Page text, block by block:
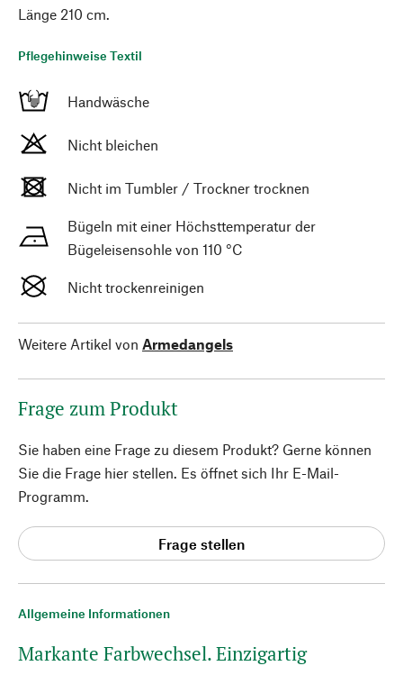
Allgemeine Informationen
Markante Farbwechsel. Einzigartig
Länge 210 cm.
Pflegehinweise Textil
Handwäsche
Nicht bleichen
Nicht im Tumbler / Trockner trocknen
Bügeln mit einer Höchsttemperatur der
Bügeleisensohle von 110 °C
Nicht trockenreinigen
Weitere Artikel von Armedangels
Frage zum Produkt
Sie haben eine Frage zu diesem Produkt? Gerne können
Sie die Frage hier stellen. Es öffnet sich Ihr E-Mail-
Programm.
Frage stellen